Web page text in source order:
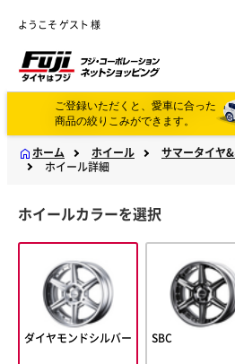
ようこそ ゲスト 様
ご登録いただくと、愛車に合った
商品の絞りこみができます。
ホーム ホイール
サマータイヤ
ホイール詳細
ホイールカラーを選択
ダイヤモンドシルバー SBC